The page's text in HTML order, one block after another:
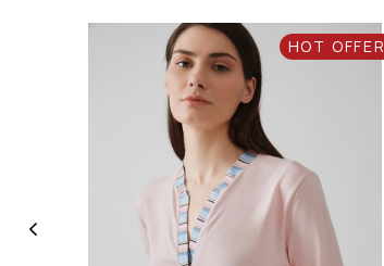
HOT OFFER